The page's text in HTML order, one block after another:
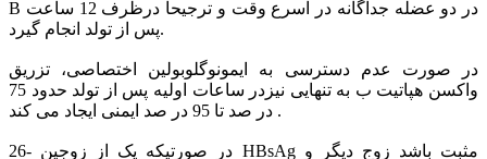
B در دو عضله جداگانه در اسرع وقت و ترجیحا درظرف 12 ساعت
پس از تولد انجام گیرد.
در صورت عدم دسترسی به ایمونوگلوبولین اختصاصی، تزریق
واکسن هپاتیت ب به تنهایی نیزدر ساعات اولیه پس از تولد حدود 75
در صد تا 95 در صد ایمنی ایجاد می کند .
26- در صورتیکه یک از زوجین HBsAg مثبت باشد زوج دیگر و